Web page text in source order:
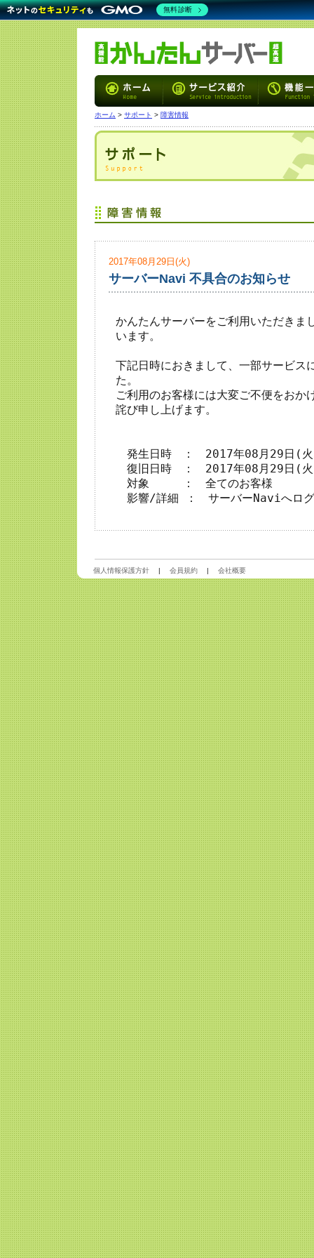
ホーム > サポート > 障害情報
2017年08月29日(火)
サーバーNavi 不具合のお知らせ
かんたんサーバーをご利用いただきま
います。
下記日時におきまして、一部サービス
た。
ご利用のお客様には大変ご不便をおか
詫び申し上げます。
発生日時　：　2017年08月29日(
復旧日時　：　2017年08月29日(
対象　　　：　全てのお客様
影響/詳細 ：　サーバーNaviへログ
個人情報保護方針 | 会員規約 | 会社概要
無料診断